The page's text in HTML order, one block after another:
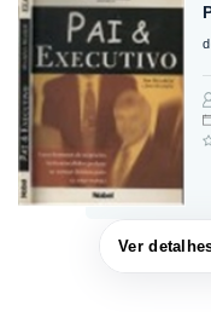
Ver